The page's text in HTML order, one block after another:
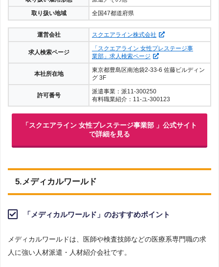
取り扱い地域
全国47都道府県
運営会社 スクエアライン株式会社
求人検索ページ
「スクエアライン 女性プレステージ事
業部」求人検索ページ
本社所在地
東京都豊島区南池袋2-33-6 佐藤ビルディン
グ 3F
許可番号
派遣事業：派11-300250
有料職業紹介：11-ユ-300123
「スクエアライン 女性プレステージ事業部 」公式サイト
で詳細を見る
5.メディカルワールド
「メディカルワールド」のおすすめポイント
メディカルワールドは、医師や検査技師などの医療系専門職の求
人に強い人材派遣・人材紹介会社です。